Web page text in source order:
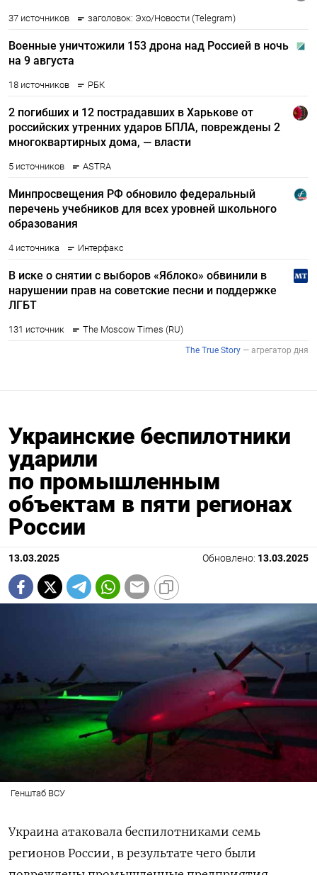
Украинские беспилотники
ударили
по промышленным
объектам в пяти регионах
России
13.03.2025 Обновлено: 13.03.2025
Генштаб ВСУ
Украина атаковала беспилотниками семь
регионов России, в результате чего были